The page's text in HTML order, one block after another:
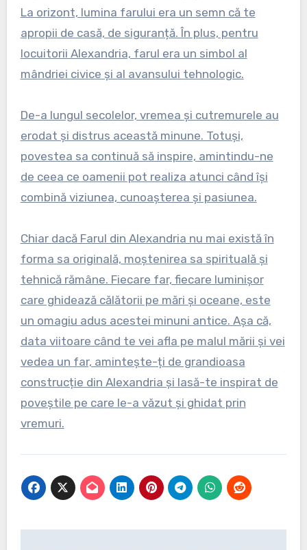
La orizont, lumina farului era un semn că te
apropii de casă, de siguranță. În plus, pentru
locuitorii Alexandria, farul era un simbol al
mândriei civice și al avansului tehnologic.
De-a lungul secolelor, vremea și cutremurele au
erodat și distrus această minune. Totuși,
povestea sa continuă să inspire, amintindu-ne
de ceea ce oamenii pot realiza atunci când își
combină viziunea, cunoașterea și pasiunea.
Chiar dacă Farul din Alexandria nu mai există în
forma sa originală, moștenirea sa spirituală și
tehnică rămâne. Fiecare far, fiecare luminișor
care ghidează călătorii pe mări și oceane, este
un omagiu adus acestei minuni antice. Așa că,
data viitoare când te vei afla pe malul mării și vei
vedea un far, amintește-ți de grandioasa
construcție din Alexandria și lasă-te inspirat de
poveștile pe care le-a văzut și ghidat prin
vremuri.